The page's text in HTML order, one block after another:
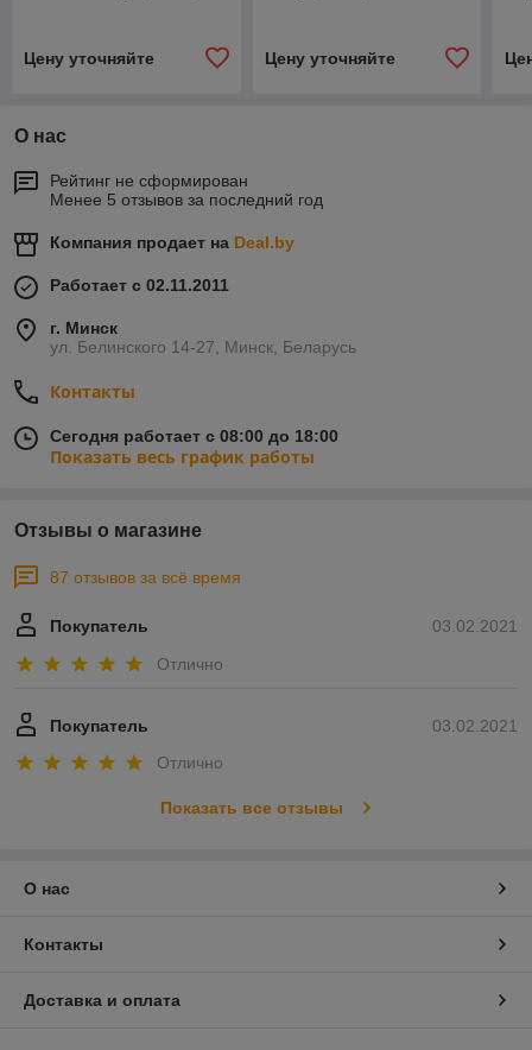
Цену уточняйте Цену уточняйте
О нас
Рейтинг не сформирован
Менее 5 отзывов за последний год
Компания продает на Deal.by
Работает с 02.11.2011
г. Минск
ул. Белинского 14-27, Минск, Беларусь
Контакты
Сегодня работает с 08:00 до 18:00
Показать весь график работы
Отзывы о магазине
87 отзывов за всё время
03.02.2021
Покупатель
Отлично
03.02.2021
Покупатель
Отлично
Показать все отзывы
О нас
Контакты
Доставка и оплата